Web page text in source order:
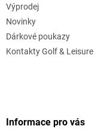
Výprodej
Novinky
Dárkové poukazy
Kontakty Golf & Leisure
Informace pro vás